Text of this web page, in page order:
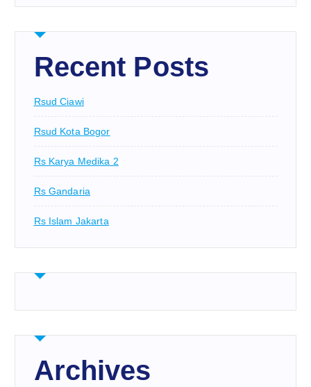
Recent Posts
Rsud Ciawi
Rsud Kota Bogor
Rs Karya Medika 2
Rs Gandaria
Rs Islam Jakarta
Archives